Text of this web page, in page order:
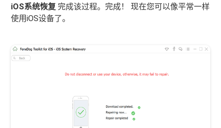
iOS系统恢复 完成该过程。完成！ 现在您可以像平常一样
使用iOS设备了。